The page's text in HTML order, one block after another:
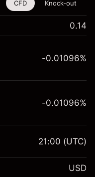
disponible pour
outs.
CFD Knock-out
0.14
$1,000.00
-0.01096%
-0.01096%
21:00 (UTC)
USD